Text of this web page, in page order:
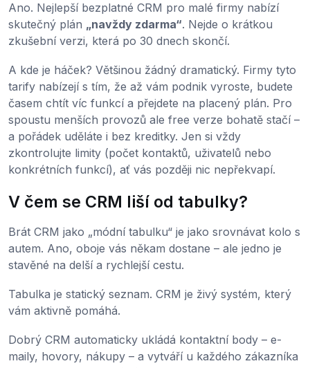
Ano. Nejlepší bezplatné CRM pro malé firmy nabízí
skutečný plán „navždy zdarma“. Nejde o krátkou
zkušební verzi, která po 30 dnech skončí.
A kde je háček? Většinou žádný dramatický. Firmy tyto
tarify nabízejí s tím, že až vám podnik vyroste, budete
časem chtít víc funkcí a přejdete na placený plán. Pro
spoustu menších provozů ale free verze bohatě stačí –
a pořádek uděláte i bez kreditky. Jen si vždy
zkontrolujte limity (počet kontaktů, uživatelů nebo
konkrétních funkcí), ať vás později nic nepřekvapí.
V čem se CRM liší od tabulky?
Brát CRM jako „módní tabulku“ je jako srovnávat kolo s
autem. Ano, oboje vás někam dostane – ale jedno je
stavěné na delší a rychlejší cestu.
Tabulka je statický seznam. CRM je živý systém, který
vám aktivně pomáhá.
Dobrý CRM automaticky ukládá kontaktní body – e-
maily, hovory, nákupy – a vytváří u každého zákazníka